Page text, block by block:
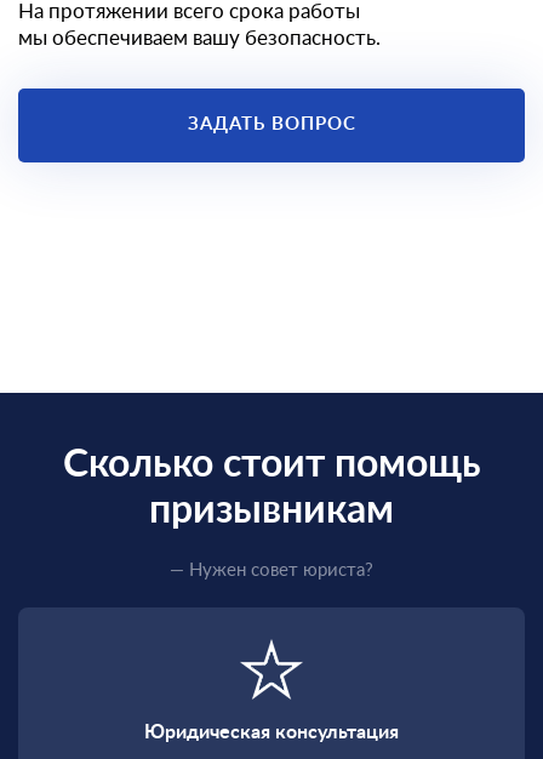
На протяжении всего срока работы
мы обеспечиваем вашу безопасность.
ЗАДАТЬ ВОПРОС
Сколько стоит помощь
призывникам
— Нужен совет юриста?
Юридическая консультация